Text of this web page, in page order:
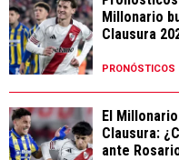
Millonario
Clausura
PRONÓSTICOS
El
Clausura:
ante